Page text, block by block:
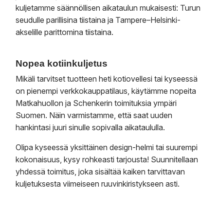
kuljetamme säännöllisen aikataulun mukaisesti: Turun
seudulle parillisina tiistaina ja Tampere–Helsinki-
akselille parittomina tiistaina.
Nopea kotiinkuljetus
Mikäli tarvitset tuotteen heti kotiovellesi tai kyseessä
on pienempi verkkokauppatilaus, käytämme nopeita
Matkahuollon ja Schenkerin toimituksia ympäri
Suomen. Näin varmistamme, että saat uuden
hankintasi juuri sinulle sopivalla aikataululla.
Olipa kyseessä yksittäinen design-helmi tai suurempi
kokonaisuus, kysy rohkeasti tarjousta! Suunnitellaan
yhdessä toimitus, joka sisältää kaiken tarvittavan
kuljetuksesta viimeiseen ruuvinkiristykseen asti.